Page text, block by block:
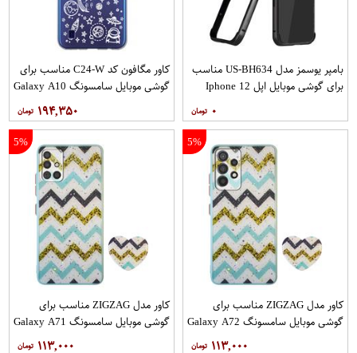
بامپر یوسمز مدل US-BH634 مناسب
برای گوشی موبایل اپل Iphone 12
۰
کاور مگافون کد C24-W مناسب برای
گوشی موبایل سامسونگ Galaxy A10
۱۹۴,۳۵۰
5%
کاور مدل ZIGZAG مناسب برای
گوشی موبایل سامسونگ Galaxy A72
۱۱۳,۰۰۰
5%
کاور مدل ZIGZAG مناسب برای
گوشی موبایل سامسونگ Galaxy A71
۱۱۳,۰۰۰